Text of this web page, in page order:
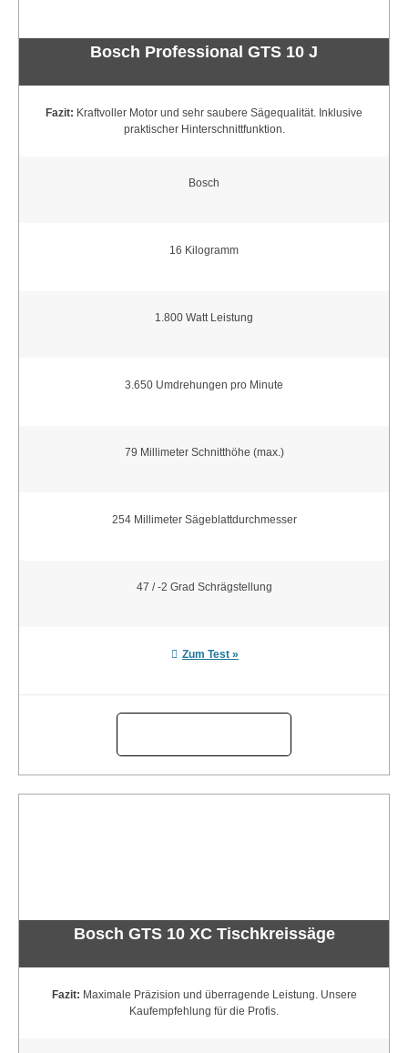
Bosch Professional GTS 10 J
Fazit: Kraftvoller Motor und sehr saubere Sägequalität. Inklusive
praktischer Hinterschnittfunktion.
Bosch
16 Kilogramm
1.800 Watt Leistung
3.650 Umdrehungen pro Minute
79 Millimeter Schnitthöhe (max.)
254 Millimeter Sägeblattdurchmesser
47 / -2 Grad Schrägstellung
Zum Test »
Bosch GTS 10 XC Tischkreissäge
Fazit: Maximale Präzision und überragende Leistung. Unsere
Kaufempfehlung für die Profis.